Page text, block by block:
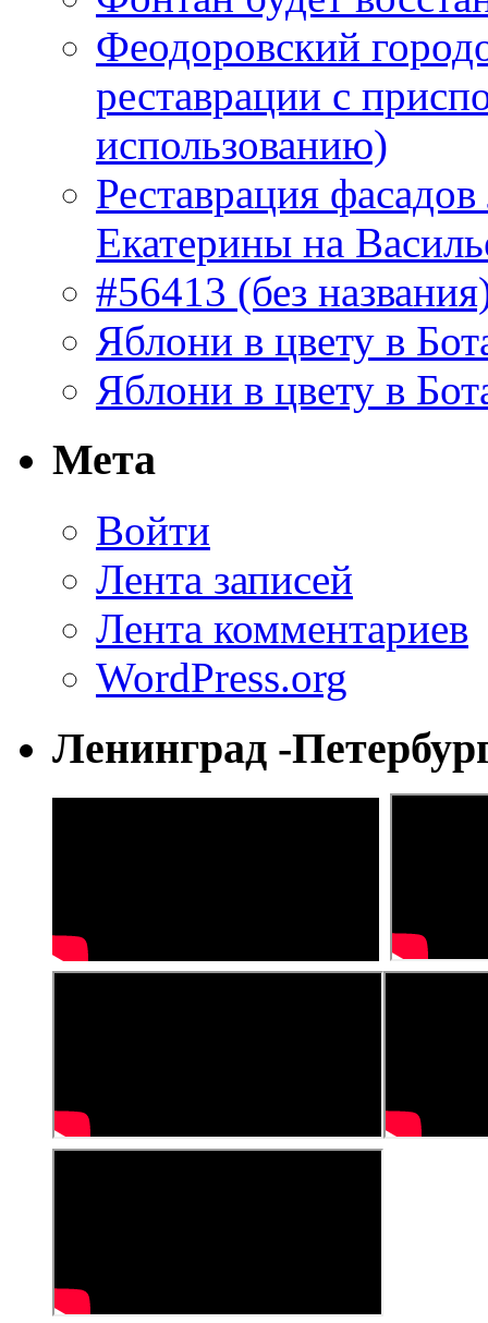
Феодоровский
реставрации с
использованию)
Реставрация
Екатерины на
#56413 (без
Яблони в цвету в
Яблони в цвету в
Мета
Войти
Лента записей
Лента комментариев
WordPress.org
Ленинград -